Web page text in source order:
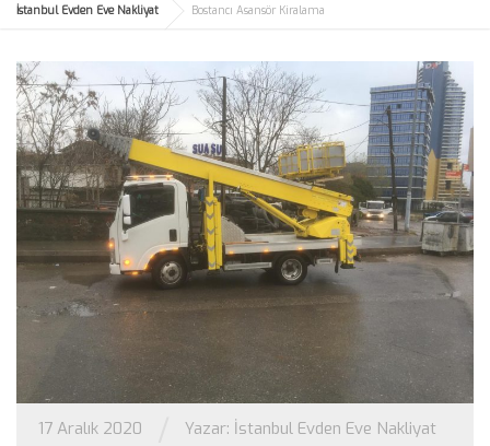
İstanbul Evden Eve Nakliyat Bostancı Asansör Kiralama
17 Aralık 2020 Yazar: İstanbul Evden Eve Nakliyat